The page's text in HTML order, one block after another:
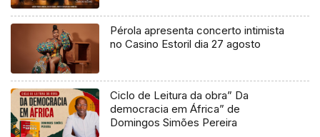
Pérola apresenta concerto intimista
no Casino Estoril dia 27 agosto
Ciclo de Leitura da obra” Da
democracia em África” de
Domingos Simões Pereira